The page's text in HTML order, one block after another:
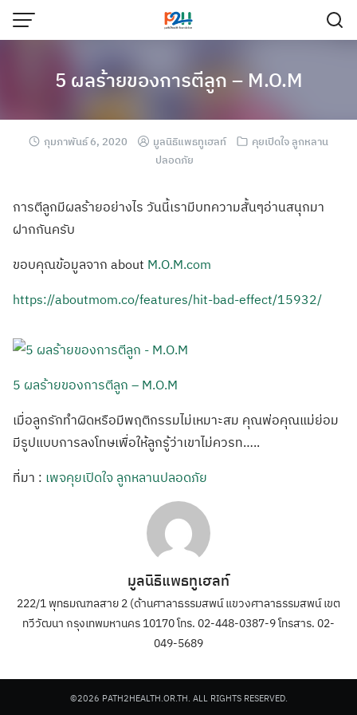
5 ผลร้ายของการตีลูก – M.O.M
กุมภาพันธ์ 6, 2020 มูลนิธิแพธทูเฮลท์
คุยเปิดใจ ลูกหลาน
ปลอดภัย
การตีลูกมีผลร้ายอย่างไร วันนี้เรามีบทความสั้นๆอ่านสนุกมา
ฝากกันครับ
ขอบคุณข้อมูลจาก about M.O.M.com
https://aboutmom.co/features/hit-bad-effect/15932/
5 ผลร้ายของการตีลูก – M.O.M
เมื่อลูกรักทำผิดหรือมีพฤติกรรมไม่เหมาะสม คุณพ่อคุณแม่ย่อม
มีรูปแบบการลงโทษเพื่อให้ลูกรู้ว่าเขาไม่ควรท…..
ที่มา : เพจคุยเปิดใจ ลูกหลานปลอดภัย
มูลนิธิแพธทูเฮลท์
222/1 พุทธมณฑลสาย 2 (ด้านศาลาธรรมสพน์ แขวงศาลาธรรมสพน์ เขต
ทวีวัฒนา กรุงเทพมหานคร 10170 โทร. 02-448-0387-9 โทรสาร. 02-
049-5689
©2026 PATH2HEALTH.OR.TH. ALL RIGHTS RESERVED.